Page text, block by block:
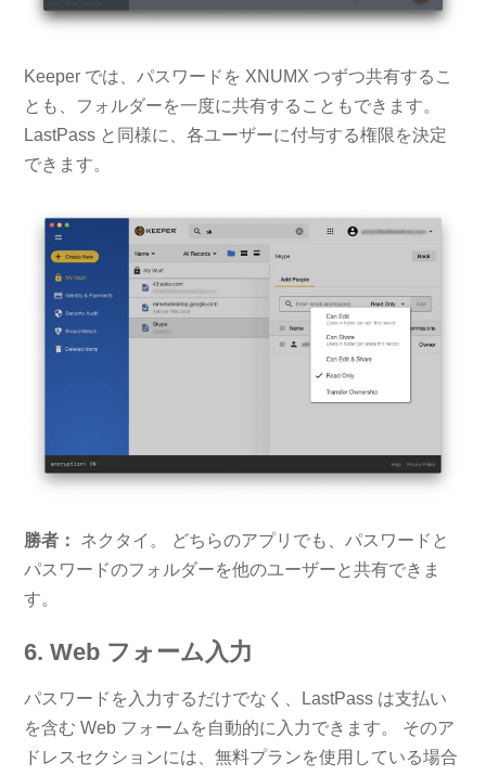
Keeper では、パスワードを XNUMX つずつ共有するこ
とも、フォルダーを一度に共有することもできます。
LastPass と同様に、各ユーザーに付与する権限を決定
できます。
勝者：
ネクタイ。 どちらのアプリでも、パスワードと
パスワードのフォルダーを他のユーザーと共有できま
す。
6. Web フォーム入力
パスワードを入力するだけでなく、LastPass は支払い
を含む Web フォームを自動的に入力できます。 そのア
ドレスセクションには、無料プランを使用している場合